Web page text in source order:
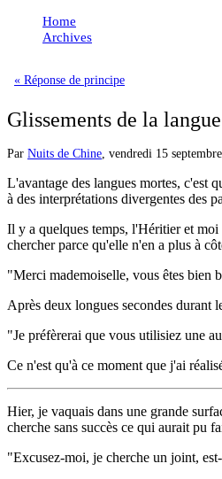
Home
Archives
« Réponse de principe
Glissements de la langue
Par Nuits de Chine, vendredi 15
L'avantage des langues mortes, c'est
à des interprétations divergentes des
Il y a quelques temps, l'Héritier et moi
chercher parce qu'elle n'en a plus à
"Merci mademoiselle, vous êtes bien
Après deux longues secondes durant
"Je préfèrerai que vous utilisiez une
Ce n'est qu'à ce moment que j'ai
Hier, je vaquais dans une grande
cherche sans succès ce qui aurait pu
"Excusez-moi, je cherche un joint,